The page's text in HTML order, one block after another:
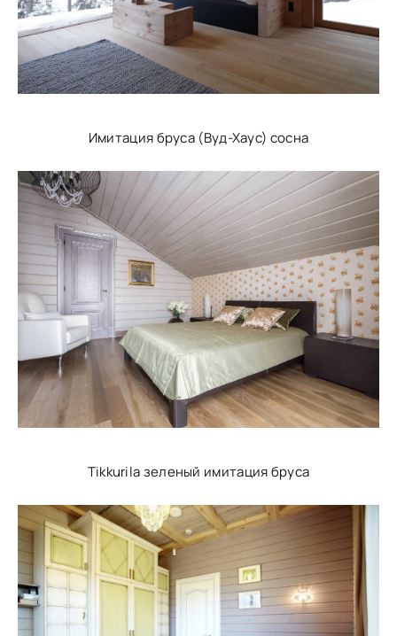
Имитация бруса (Вуд-Хаус) сосна
Tikkurila зеленый имитация бруса